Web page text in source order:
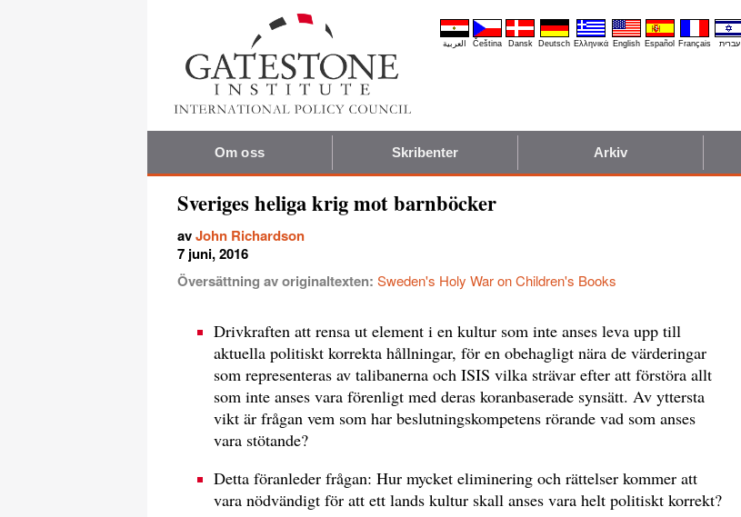
العربية Čeština Dansk Deutsch Ελληνικά English Español Français עברית
Om oss Skribenter Arkiv
Sveriges heliga krig mot barnböcker
avJohn Richardson
7 juni, 2016
Översättning av originaltexten: Sweden's Holy War on Children's Books
Drivkraften att rensa ut element i en kultur som inte anses leva upp till
aktuella politiskt korrekta hållningar, för en obehagligt nära de värderingar
som representeras av talibanerna och ISIS vilka strävar efter att förstöra allt
som inte anses vara förenligt med deras koranbaserade synsätt. Av yttersta
vikt är frågan vem som har beslutningskompetens rörande vad som anses
vara stötande?
Detta föranleder frågan: Hur mycket eliminering och rättelser kommer att
vara nödvändigt för att ett lands kultur skall anses vara helt politiskt korrekt?